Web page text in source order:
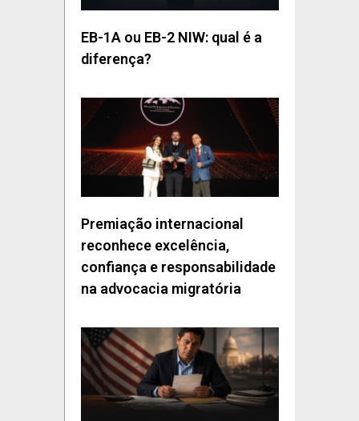
EB-1A ou EB-2 NIW: qual é a
diferença?
Premiação internacional
reconhece excelência,
confiança e responsabilidade
na advocacia migratória